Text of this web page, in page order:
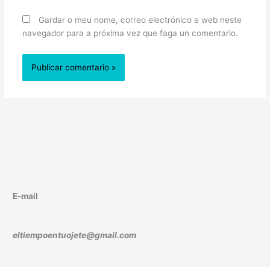
Gardar o meu nome, correo electrónico e web neste
navegador para a próxima vez que faga un comentario.
E-mail
eltiempoentuojete@gmail.com